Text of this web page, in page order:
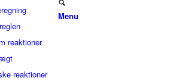
reaktioner
reaktioner
Menu